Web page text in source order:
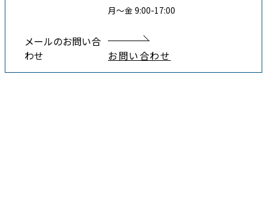
月〜金 9:00-17:00
メールのお問い合
わせ
お問い合わせ